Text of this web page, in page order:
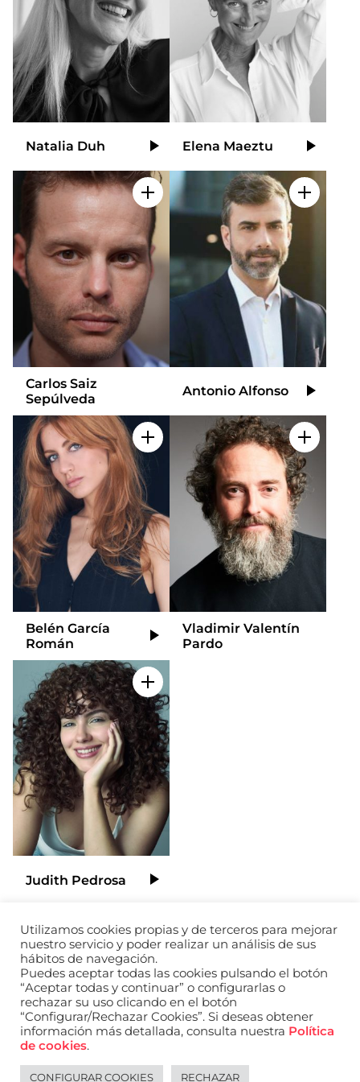
Natalia Duh VideoElena Maeztu Video
Carlos Saiz
Sepúlveda
Añadir a mi selección
Antonio Alfonso Video
Añadir
Belén García
Román
Video
Añadir a mi selección
Vladimir Valentín
Pardo
Añadir
Judith Pedrosa Video
Añadir a mi selección
Añadir a mi selección Añadir
Utilizamos cookies propias y de terceros para mejorar
nuestro servicio y poder realizar un análisis de sus
hábitos de navegación.
Puedes aceptar todas las cookies pulsando el botón
“Aceptar todas y continuar” o configurarlas o
rechazar su uso clicando en el botón
“Configurar/Rechazar Cookies”. Si deseas obtener
información más detallada, consulta nuestra Política
de cookies.
CONFIGURAR COOKIES RECHAZAR